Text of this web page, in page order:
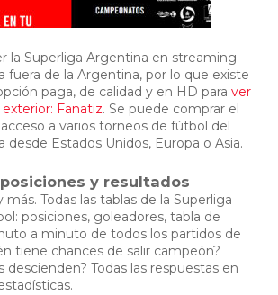
la Superliga Argentina en streaming
fuera de la Argentina, por lo que existe
paga, de calidad y en HD para ver
Fanatiz. Se puede comprar el
a varios torneos de fútbol del
desde Estados Unidos, Europa o Asia.
y resultados
Todas las tablas de la Superliga
posiciones, goleadores, tabla de
a minuto de todos los partidos de
tiene chances de salir campeón?
descienden? Todas las respuestas en